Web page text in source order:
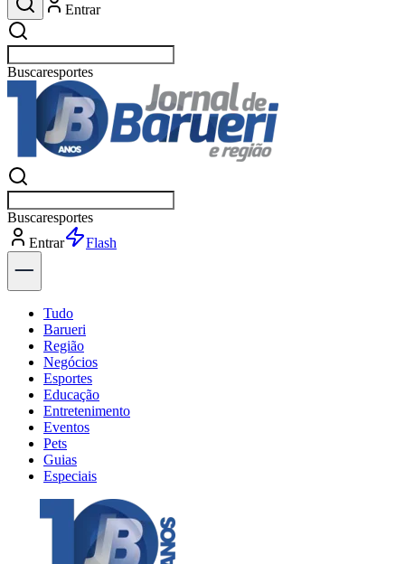
Entrar
Buscarpolítica
Buscarpolítica
Entrar
Explorar
Tudo
Barueri
Região
Negócios
Esportes
Educação
Entretenimento
Eventos
Pets
Guias
Especiais
Explore Tudo
Últimas Notícias
Previsão do Tempo
Trânsito e Rotas